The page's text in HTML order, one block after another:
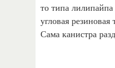
то типа лилипайпа
угловая
Сама канистра